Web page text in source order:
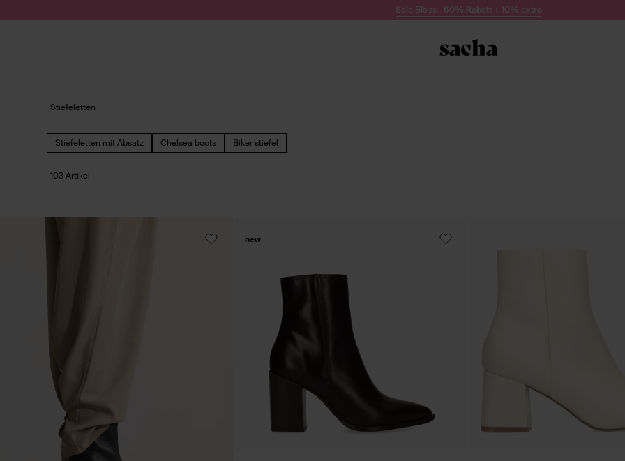
Sale Bis zu -60% Rabatt + 10% extra
Stiefeletten
Stiefeletten mit Absatz Chelsea boots Biker stiefel
103 Artikel
new